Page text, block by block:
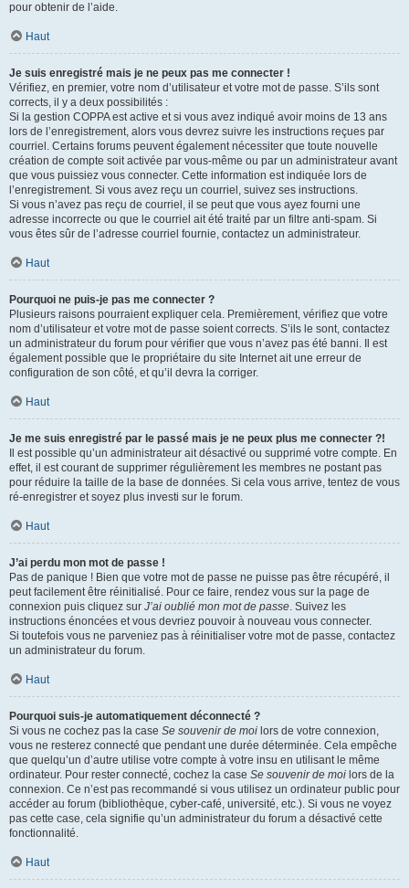
pour obtenir de l’aide.
Haut
Je suis enregistré mais je ne peux pas me connecter !
Vérifiez, en premier, votre nom d’utilisateur et votre mot de passe. S’ils sont
corrects, il y a deux possibilités :
Si la gestion COPPA est active et si vous avez indiqué avoir moins de 13 ans
lors de l’enregistrement, alors vous devrez suivre les instructions reçues par
courriel. Certains forums peuvent également nécessiter que toute nouvelle
création de compte soit activée par vous-même ou par un administrateur avant
que vous puissiez vous connecter. Cette information est indiquée lors de
l’enregistrement. Si vous avez reçu un courriel, suivez ses instructions.
Si vous n’avez pas reçu de courriel, il se peut que vous ayez fourni une
adresse incorrecte ou que le courriel ait été traité par un filtre anti-spam. Si
vous êtes sûr de l’adresse courriel fournie, contactez un administrateur.
Haut
Pourquoi ne puis-je pas me connecter ?
Plusieurs raisons pourraient expliquer cela. Premièrement, vérifiez que votre
nom d’utilisateur et votre mot de passe soient corrects. S’ils le sont, contactez
un administrateur du forum pour vérifier que vous n’avez pas été banni. Il est
également possible que le propriétaire du site Internet ait une erreur de
configuration de son côté, et qu’il devra la corriger.
Haut
Je me suis enregistré par le passé mais je ne peux plus me connecter ?!
Il est possible qu’un administrateur ait désactivé ou supprimé votre compte. En
effet, il est courant de supprimer régulièrement les membres ne postant pas
pour réduire la taille de la base de données. Si cela vous arrive, tentez de vous
ré-enregistrer et soyez plus investi sur le forum.
Haut
J’ai perdu mon mot de passe !
Pas de panique ! Bien que votre mot de passe ne puisse pas être récupéré, il
peut facilement être réinitialisé. Pour ce faire, rendez vous sur la page de
connexion puis cliquez sur J’ai oublié mon mot de passe. Suivez les
instructions énoncées et vous devriez pouvoir à nouveau vous connecter.
Si toutefois vous ne parveniez pas à réinitialiser votre mot de passe, contactez
un administrateur du forum.
Haut
Pourquoi suis-je automatiquement déconnecté ?
Si vous ne cochez pas la case Se souvenir de moi lors de votre connexion,
vous ne resterez connecté que pendant une durée déterminée. Cela empêche
que quelqu’un d’autre utilise votre compte à votre insu en utilisant le même
ordinateur. Pour rester connecté, cochez la case Se souvenir de moi lors de la
connexion. Ce n’est pas recommandé si vous utilisez un ordinateur public pour
accéder au forum (bibliothèque, cyber-café, université, etc.). Si vous ne voyez
pas cette case, cela signifie qu’un administrateur du forum a désactivé cette
fonctionnalité.
Haut